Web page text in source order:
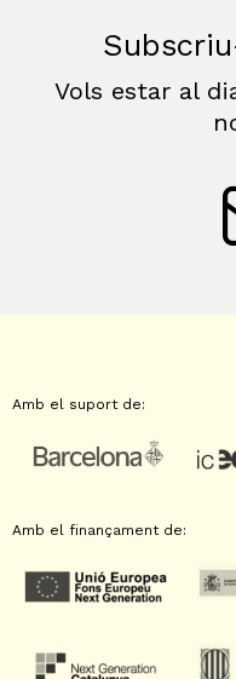
Vols estar al
Amb el suport de:
Amb el finançament de: